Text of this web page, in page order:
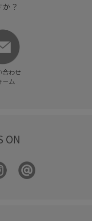
？
合わせ
ーム
ON